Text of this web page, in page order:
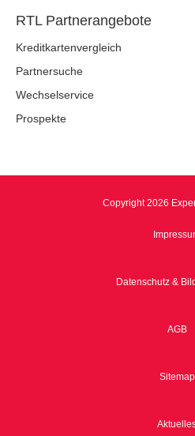
RTL Partnerangebote
Kreditkartenvergleich
Partnersuche
Wechselservice
Prospekte
Copyright 2026
Datenschutz &
AGB
Sitemap